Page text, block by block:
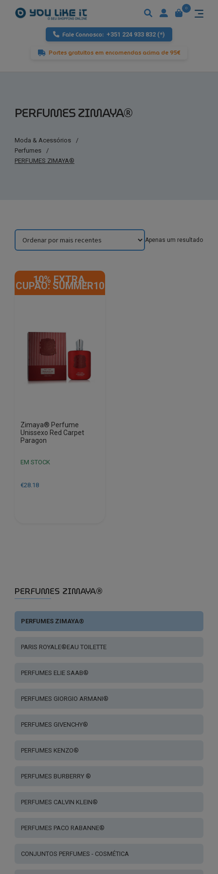
Fale Connosco: +351 224 933 832 (*)
Portes gratuitos em encomendas acima de 95€
0
PERFUMES ZIMAYA®
Moda & Acessórios
/
Perfumes
/
PERFUMES ZIMAYA®
Apenas um resultado
10% EXTRA,
CUPÃO: SUMMER10
Zimaya® Perfume
Unissexo Red Carpet
Paragon
EM STOCK
€28.18
PERFUMES ZIMAYA®
PERFUMES ZIMAYA®
PARIS ROYALE®EAU TOILETTE
PERFUMES ELIE SAAB®
PERFUMES GIORGIO ARMANI®
PERFUMES GIVENCHY®
PERFUMES KENZO®
PERFUMES BURBERRY ®
PERFUMES CALVIN KLEIN®
PERFUMES PACO RABANNE®
CONJUNTOS PERFUMES - COSMÉTICA